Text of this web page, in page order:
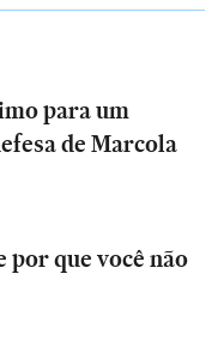
para um
de Marcola
por que você não